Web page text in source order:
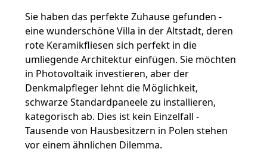
Sie haben das perfekte Zuhause gefunden -
eine wunderschöne Villa in der Altstadt, deren
rote Keramikfliesen sich perfekt in die
umliegende Architektur einfügen. Sie möchten
in Photovoltaik investieren, aber der
Denkmalpfleger lehnt die Möglichkeit,
schwarze Standardpaneele zu installieren,
kategorisch ab. Dies ist kein Einzelfall -
Tausende von Hausbesitzern in Polen stehen
vor einem ähnlichen Dilemma.